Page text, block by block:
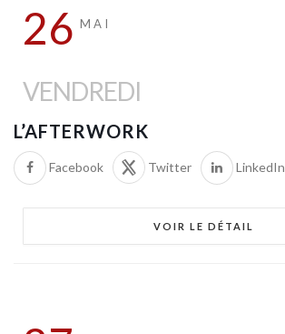
26 MAI
VENDREDI
L’AFTERWORK
Facebook Twitter LinkedIn
VOIR LE DÉTAIL